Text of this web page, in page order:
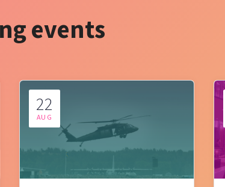
events
22
AUG